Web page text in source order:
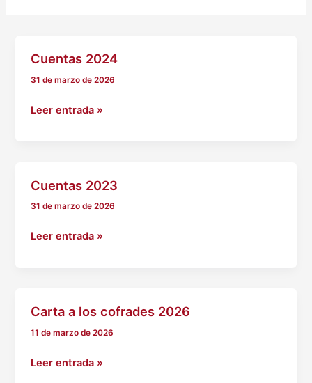
Cuentas 2024
31 de marzo de 2026
Cuentas
Leer entrada »
Cuentas 2023
31 de marzo de 2026
Cuentas
Leer entrada »
Carta a los cofrades 2026
11 de marzo de 2026
Carta
Leer entrada »